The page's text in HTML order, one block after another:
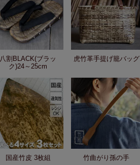
八割BLACK(ブラッ
ク)24～25cm
虎竹革手提げ籠バッグ
国産竹皮 3枚組 竹曲がり孫の手